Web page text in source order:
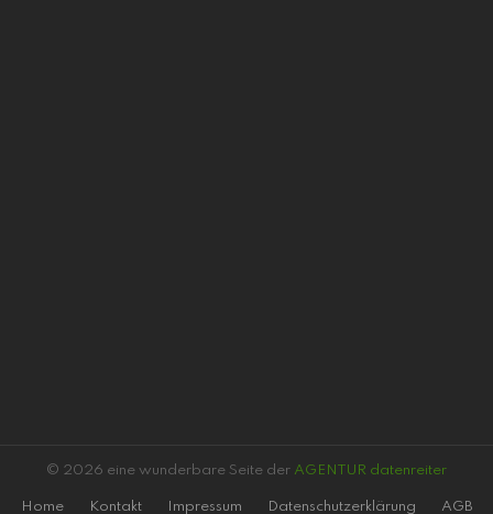
© 2026 eine wunderbare Seite der AGENTUR datenreiter
Home Kontakt Impressum Datenschutzerklärung AGB